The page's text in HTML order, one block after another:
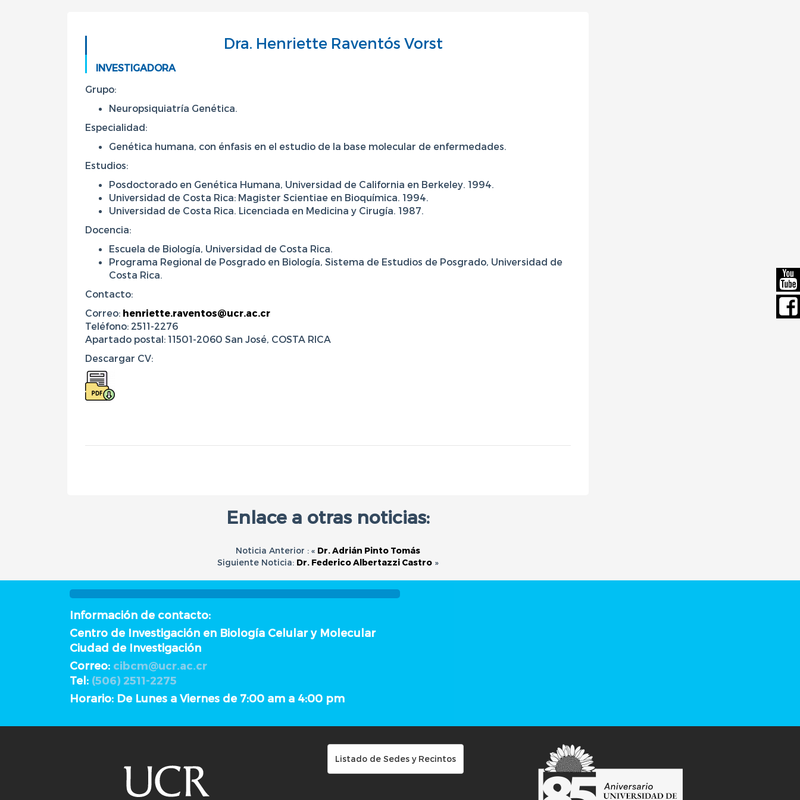
Dra. Henriette Raventós Vorst
INVESTIGADORA
Grupo:
Neuropsiquiatría Genética.
Especialidad:
Genética humana, con énfasis en el estudio de la base molecular de enfermedades.
Estudios:
Posdoctorado en Genética Humana, Universidad de California en Berkeley. 1994.
Universidad de Costa Rica: Magister Scientiae en Bioquímica. 1994.
Universidad de Costa Rica. Licenciada en Medicina y Cirugía. 1987.
Docencia:
Escuela de Biología, Universidad de Costa Rica.
Programa Regional de Posgrado en Biología, Sistema de Estudios de Posgrado, Universidad de
Costa Rica.
Contacto:
Correo: henriette.raventos@ucr.ac.cr
Teléfono: 2511-2276
Apartado postal: 11501-2060 San José, COSTA RICA
Descargar CV:
Enlace a otras noticias:
Noticia Anterior : « Dr. Adrián Pinto Tomás
Siguiente Noticia: Dr. Federico Albertazzi Castro »
Información de contacto:
Centro de Investigación en Biología Celular y Molecular
Ciudad de Investigación
Correo: cibcm@ucr.ac.cr
Tel: (506) 2511-2275
Horario: De Lunes a Viernes de 7:00 am a 4:00 pm
Listado de Sedes y Recintos